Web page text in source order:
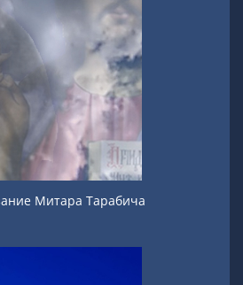
Митара Тарабича